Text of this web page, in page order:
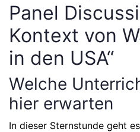
Panel
Kontext von
in den USA“
Welche
hier erwarten
In dieser Sternstunde geht